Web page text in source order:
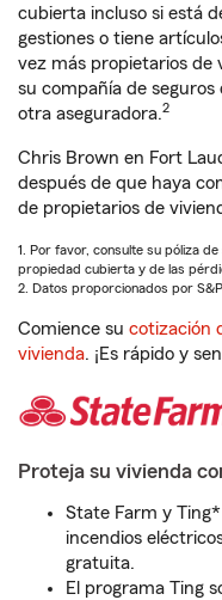
cubierta incluso si está
gestiones o tiene
vez más propietarios de
su compañía de
otra aseguradora.2
Chris Brown en Fort
después de que haya
de propietarios de
1. Por favor, consulte su póliza
propiedad cubierta y de las
2. Datos proporcionados por
Comience su cotización
vivienda. ¡Es rápido y
Proteja su vivienda
State Farm y
incendios
gratuita.
El programa Ting